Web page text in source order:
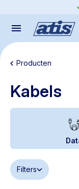
Producten
Kabels
Filters